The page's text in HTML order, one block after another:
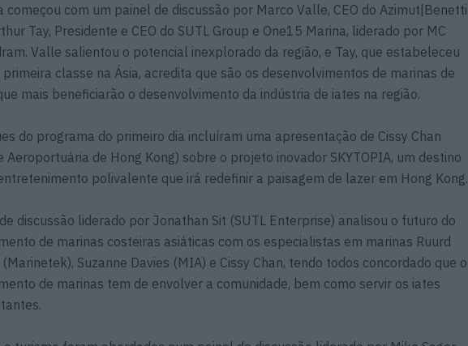
começou com um painel de discussão por Marco Valle, CEO do Azimut|Benetti
Tay, Presidente e CEO do SUTL Group e One15 Marina, liderado por MC
Valle salientou o potencial inexplorado da região, e Tay, que estabeleceu
primeira classe na Ásia, acredita que são os desenvolvimentos de marinas de
mais beneficiarão o desenvolvimento da indústria de iates na região.
do programa do primeiro dia incluíram uma apresentação de Cissy Chan
Aeroportuária de Hong Kong) sobre o projeto inovador SKYTOPIA, um destino
polivalente que irá redefinir a paisagem de lazer em Hong Kong.
discussão liderado por Jonathan Sit (SUTL Enterprise) analisou o futuro do
de marinas costeiras asiáticas com os especialistas em marinas Ruurd
Suzanne Davies (MIA) e Cissy Chan, tendo todos concordado que o
de marinas tem de envolver a comunidade, bem como servir os iates